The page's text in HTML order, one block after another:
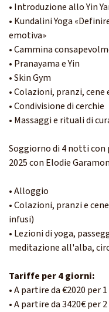
• Introduzione allo Yin
• Kundalini Yoga
emotiva»
• Cammina
• Pranayama e Yin
• Skin Gym
• Colazioni, pranzi, cene
• Condivisione di cerchie
• Massaggi e rituali di
Soggiorno di 4 notti
2025 con Elodie
• Alloggio
• Colazioni, pranzi e
infusi)
• Lezioni di yoga,
meditazione all'alba,
Tariffe per 4 giorni:
• A partire da €2020 per
• A partire da 3420€ per